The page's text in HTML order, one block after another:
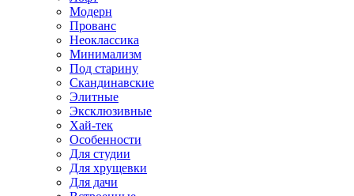
Модерн
Прованс
Неоклассика
Минимализм
Под старину
Скандинавские
Элитные
Эксклюзивные
Хай-тек
Особенности
Для студии
Для хрущевки
Для дачи